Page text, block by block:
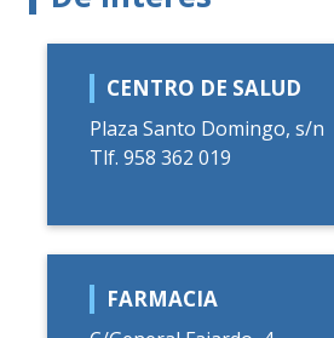
CENTRO DE SALUD
Plaza Santo Domingo, s/n
Tlf. 958 362 019
FARMACIA